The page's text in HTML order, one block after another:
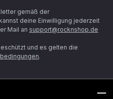
gemäß der
deine Einwilligung jederzeit
Mail an support@rocknshop.de
und es gelten die
.